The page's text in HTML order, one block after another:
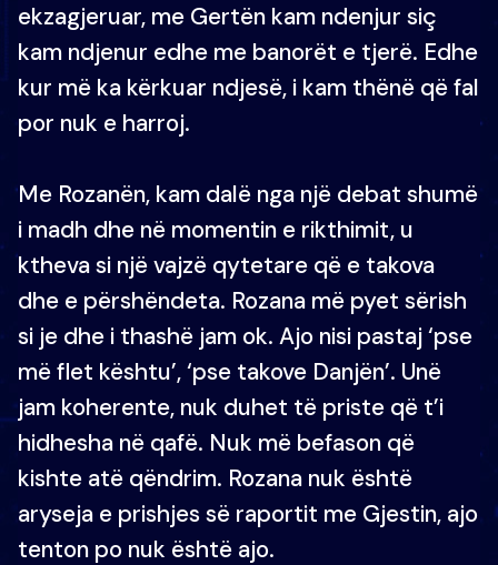
ekzagjeruar, me Gertën kam ndenjur siç
kam ndjenur edhe me banorët e tjerë. Edhe
kur më ka kërkuar ndjesë, i kam thënë që fal
por nuk e harroj.
Me Rozanën, kam dalë nga një debat shumë
i madh dhe në momentin e rikthimit, u
ktheva si një vajzë qytetare që e takova
dhe e përshëndeta. Rozana më pyet sërish
si je dhe i thashë jam ok. Ajo nisi pastaj ‘pse
më flet kështu’, ‘pse takove Danjën’. Unë
jam koherente, nuk duhet të priste që t’i
hidhesha në qafë. Nuk më befason që
kishte atë qëndrim. Rozana nuk është
aryseja e prishjes së raportit me Gjestin, ajo
tenton po nuk është ajo.